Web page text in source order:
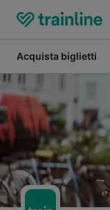
Acquista biglietti